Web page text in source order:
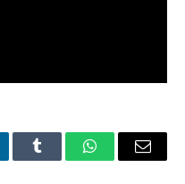
Tumblr WhatsAppEmail